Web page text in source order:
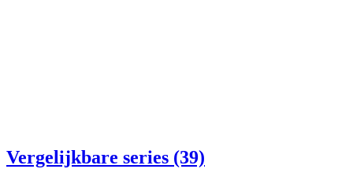
Vergelijkbare series (39)